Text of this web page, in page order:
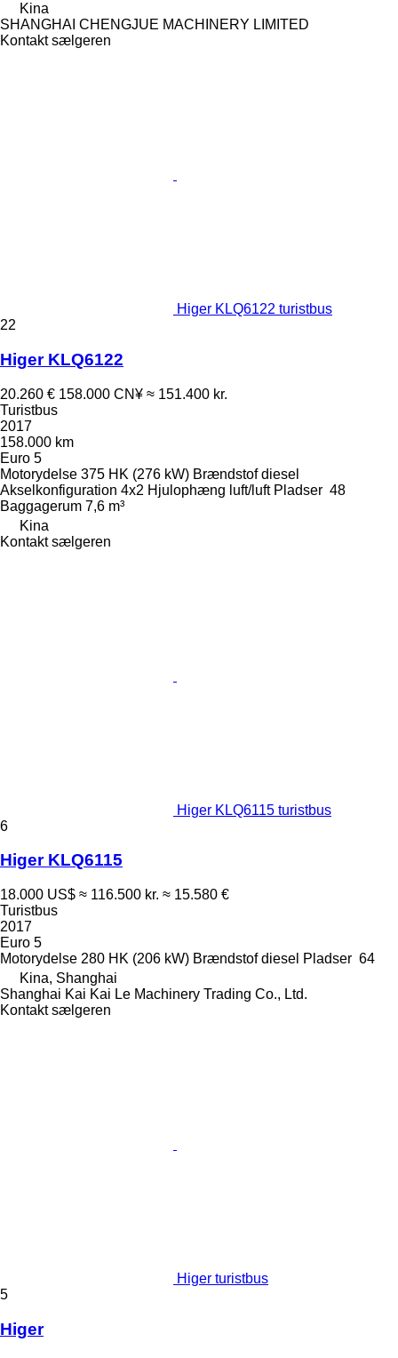
Kina
SHANGHAI CHENGJUE MACHINERY LIMITED
Kontakt sælgeren
Higer KLQ6122 turistbus
22
Higer KLQ6122
20.260 € 158.000 CN¥ ≈ 151.400 kr.
Turistbus
2017
158.000 km
Euro 5
Motorydelse 375 HK (276 kW) Brændstof diesel
Akselkonfiguration 4x2 Hjulophæng luft/luft Pladser 48
Baggagerum 7,6 m³
Kina
Kontakt sælgeren
Higer KLQ6115 turistbus
6
Higer KLQ6115
18.000 US$ ≈ 116.500 kr. ≈ 15.580 €
Turistbus
2017
Euro 5
Motorydelse 280 HK (206 kW) Brændstof diesel Pladser 64
Kina, Shanghai
Shanghai Kai Kai Le Machinery Trading Co., Ltd.
Kontakt sælgeren
Higer turistbus
5
Higer